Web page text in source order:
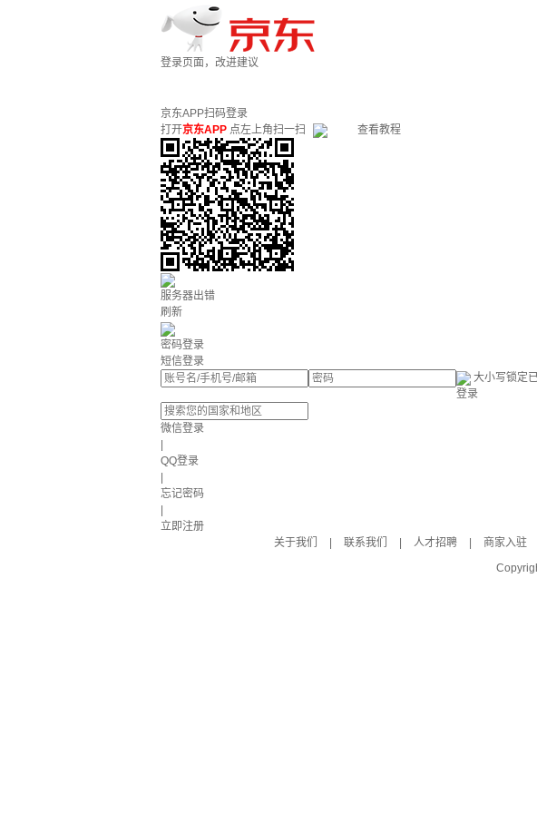
登录页面，改进建议
京东APP扫码登录
打开京东APP 点左上角扫一扫 查看教程
服务器出错
刷新
密码登录
短信登录
大小写锁定
登录
微信登录
QQ登录
忘记密码
立即注册
关于我们
联系我们 人才招聘 商家入驻